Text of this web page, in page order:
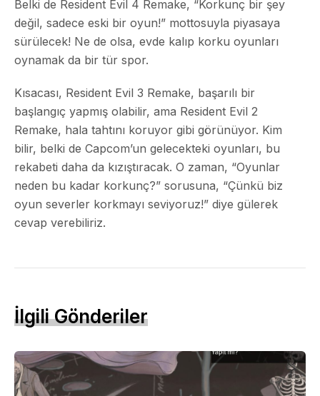
Belki de Resident Evil 4 Remake, “Korkunç bir şey
değil, sadece eski bir oyun!” mottosuyla piyasaya
sürülecek! Ne de olsa, evde kalıp korku oyunları
oynamak da bir tür spor.
Kısacası, Resident Evil 3 Remake, başarılı bir
başlangıç yapmış olabilir, ama Resident Evil 2
Remake, hala tahtını koruyor gibi görünüyor. Kim
bilir, belki de Capcom’un gelecekteki oyunları, bu
rekabeti daha da kızıştıracak. O zaman, “Oyunlar
neden bu kadar korkunç?” sorusuna, “Çünkü biz
oyun severler korkmayı seviyoruz!” diye gülerek
cevap verebiliriz.
İlgili Gönderiler